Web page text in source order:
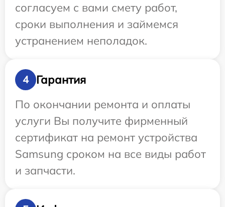
согласуем с вами смету работ,
сроки выполнения и займемся
устранением неполадок.
4
Гарантия
По окончании ремонта и оплаты
услуги Вы получите фирменный
сертификат на ремонт устройства
Samsung сроком на все виды работ
и запчасти.